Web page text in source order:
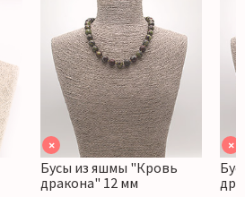
×
Бусы из яшмы "Кровь
дракона" 12 мм
×